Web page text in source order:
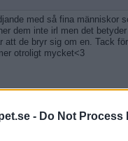
- Do Not Process
med så fina människor
dem inte irl men det
att de bryr sig om en. Tack
otroligt mycket<3